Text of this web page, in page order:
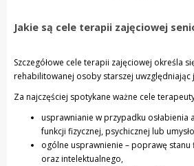
Jakie są cele terapii zajęciowej
Szczegółowe cele terapii zajęciowej określa
rehabilitowanej osoby starszej
Za najczęściej spotykane ważne cele
usprawnianie w przypadku osłabienia
funkcji fizycznej, psychicznej lub
ogólne usprawnienie – poprawę stanu
oraz intelektualnego,